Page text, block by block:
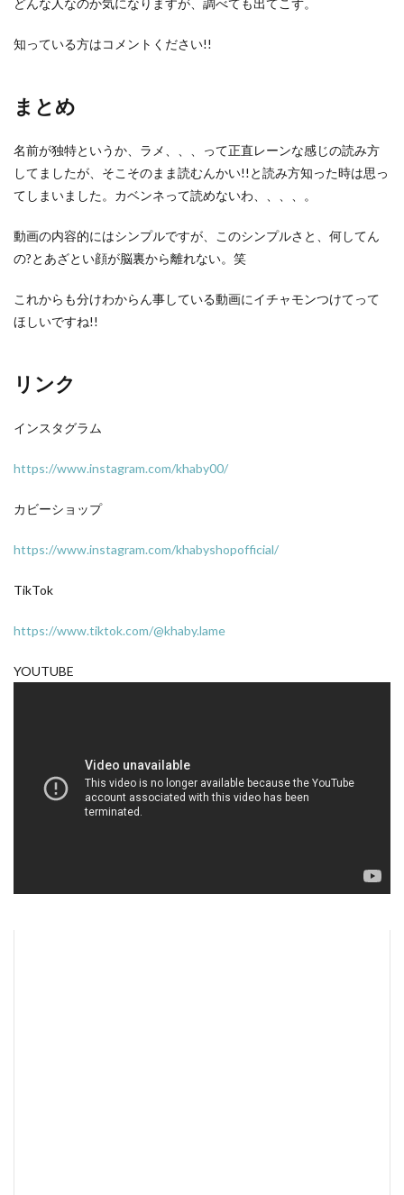
どんな人なのか気になりますが、調べても出てこず。
知っている方はコメントください!!
まとめ
名前が独特というか、ラメ、、、って正直レーンな感じの読み方
してましたが、そこそのまま読むんかい!!と読み方知った時は思っ
てしまいました。カベンネって読めないわ、、、、。
動画の内容的にはシンプルですが、このシンプルさと、何してん
の?とあざとい顔が脳裏から離れない。笑
これからも分けわからん事している動画にイチャモンつけてって
ほしいですね!!
リンク
インスタグラム
https://www.instagram.com/khaby00/
カビーショップ
https://www.instagram.com/khabyshopofficial/
TikTok
https://www.tiktok.com/@khaby.lame
YOUTUBE